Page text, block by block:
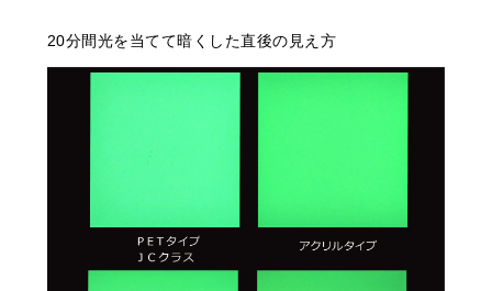
20分間光を当てて暗くした直後の見え方